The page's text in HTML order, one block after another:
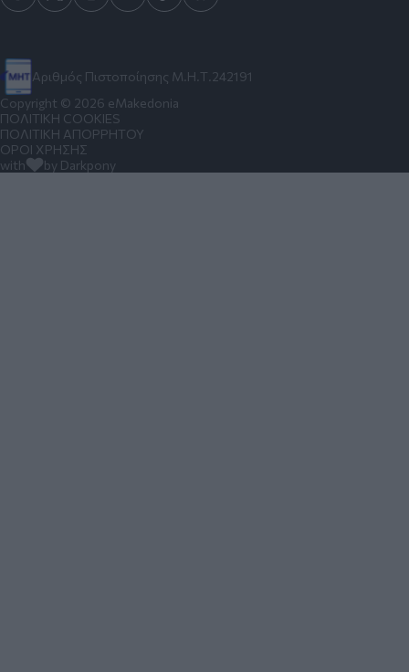
Αριθμός Πιστοποίησης Μ.Η.Τ.242191
Copyright © 2026 eMakedonia
ΠΟΛΙΤΙΚΗ COOKIES
ΠΟΛΙΤΙΚΗ ΑΠΟΡΡΗΤΟΥ
ΟΡΟΙ ΧΡΗΣΗΣ
with
by Darkpony